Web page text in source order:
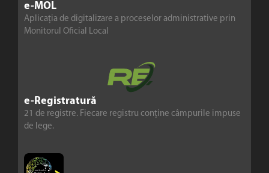
e-MOL
Aplicația de digitalizare a proceselor administrative prin
Monitorul Oficial Local
e-Registratură
21 de registre. Fiecare registru conține câmpurile impuse
de lege.